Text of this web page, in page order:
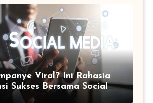
Viral? Ini Rahasia
Sukses Bersama Social
Agency